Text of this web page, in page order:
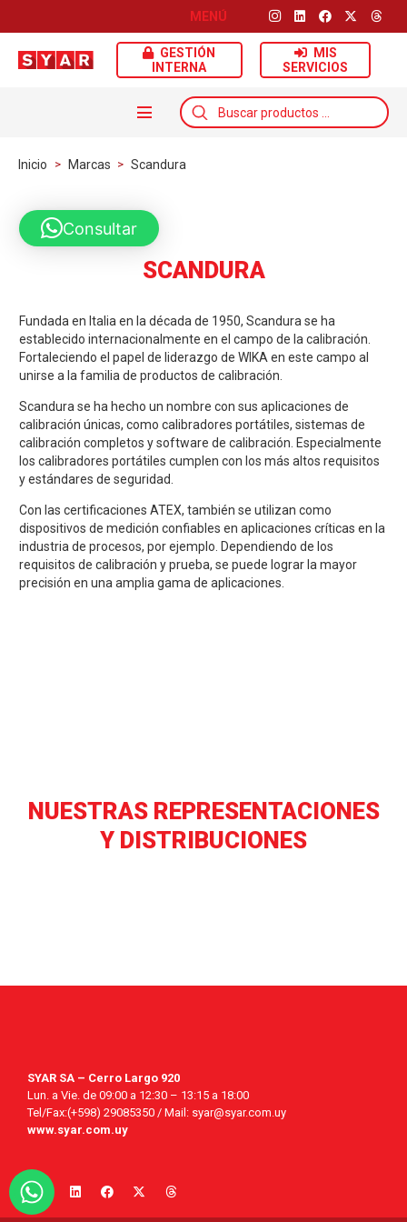
MENÚ
GESTIÓN
INTERNA
MIS
SERVICIOS
Búsqueda
de
productos
Inicio > Marcas > Scandura
Consultar
SCANDURA
Fundada en Italia en la década de 1950, Scandura se ha
establecido internacionalmente en el campo de la calibración.
Fortaleciendo el papel de liderazgo de WIKA en este campo al
unirse a la familia de productos de calibración.
Scandura se ha hecho un nombre con sus aplicaciones de
calibración únicas, como calibradores portátiles, sistemas de
calibración completos y software de calibración. Especialmente
los calibradores portátiles cumplen con los más altos requisitos
y estándares de seguridad.
Con las certificaciones ATEX, también se utilizan como
dispositivos de medición confiables en aplicaciones críticas en la
industria de procesos, por ejemplo. Dependiendo de los
requisitos de calibración y prueba, se puede lograr la mayor
precisión en una amplia gama de aplicaciones.
NUESTRAS REPRESENTACIONES
Y DISTRIBUCIONES
SYAR SA – Cerro Largo 920
Lun. a Vie. de 09:00 a 12:30 – 13:15 a 18:00
Tel/Fax:(+598) 29085350 / Mail: syar@syar.com.uy
www.syar.com.uy